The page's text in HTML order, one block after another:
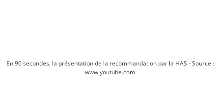
En 90 secondes, la présentation de la recommandation par la HAS - Source :
www.youtube.com